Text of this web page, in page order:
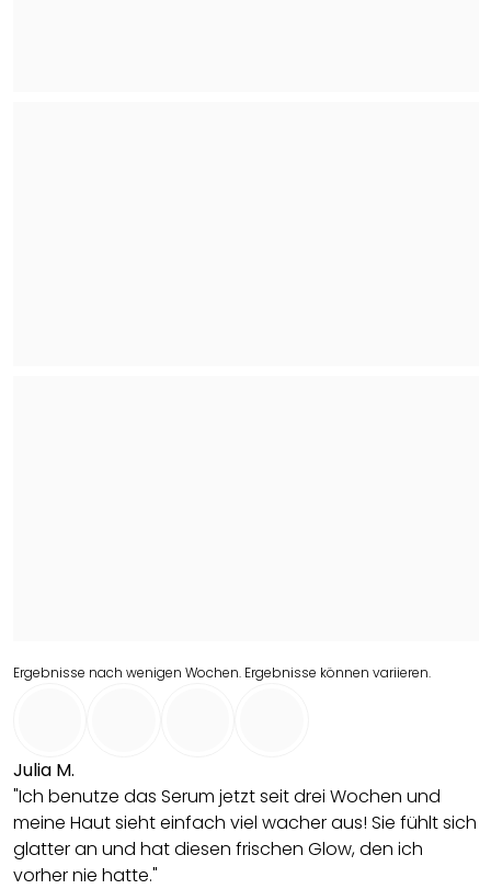
Ergebnisse nach wenigen Wochen. Ergebnisse können variieren.
Julia M.
"Ich benutze das Serum jetzt seit drei Wochen und
meine Haut sieht einfach viel wacher aus! Sie fühlt sich
glatter an und hat diesen frischen Glow, den ich
vorher nie hatte."